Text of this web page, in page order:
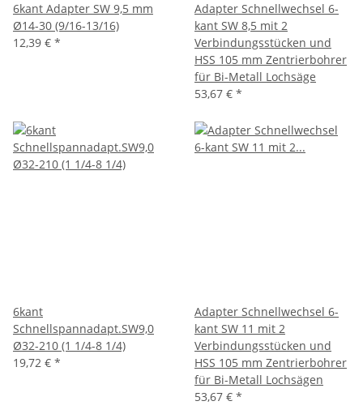
6kant Adapter SW 9,5 mm
Ø14-30 (9/16-13/16)
12,39 € *
Adapter Schnellwechsel 6-
kant SW 8,5 mit 2
Verbindungsstücken und
HSS 105 mm Zentrierbohrer
für Bi-Metall Lochsäge
53,67 € *
6kant
Schnellspannadapt.SW9,0
Ø32-210 (1 1/4-8 1/4)
19,72 € *
Adapter Schnellwechsel 6-
kant SW 11 mit 2
Verbindungsstücken und
HSS 105 mm Zentrierbohrer
für Bi-Metall Lochsägen
53,67 € *